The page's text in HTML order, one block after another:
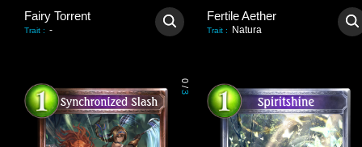
Fairy Torrent
Trait : -
Fertile Aether
Trait : Natura
0
/
3